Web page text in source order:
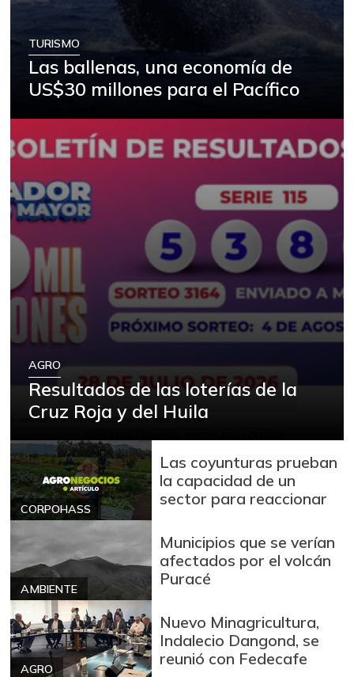
TURISMO
Las ballenas, una economía de
US$30 millones para el Pacífico
AGRO
Resultados de las loterías de la
Cruz Roja y del Huila
CORPOHASS
Las coyunturas prueban
la capacidad de un
sector para reaccionar
AMBIENTE
Municipios que se verían
afectados por el volcán
Puracé
AGRO
Nuevo Minagricultura,
Indalecio Dangond, se
reunió con Fedecafe